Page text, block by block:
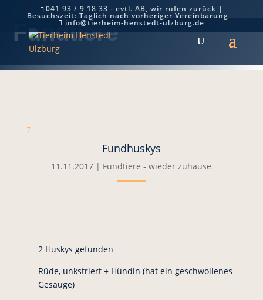
041 93 / 9 18 33 - evtl. AB, wir rufen zurück |
Besuchszeit: Täglich nach vorheriger Vereinbarung
info@tierheim-henstedt-ulzburg.de
Fundtiere
7
Fundhuskys
11.11.2017 | Fundtiere - wieder zuhause
2 Huskys gefunden
Rüde, unkstriert + Hündin (hat ein geschwollenes
Gesäuge)